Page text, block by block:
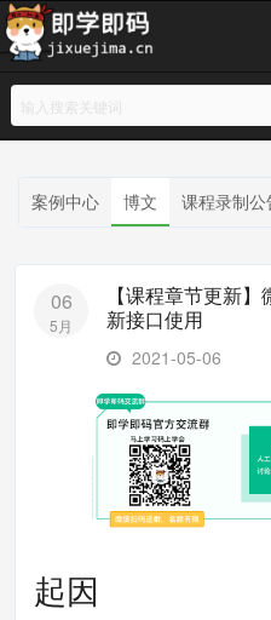
案例中心 博文 课程录制公
06
5月
【课程章节更新
新接口使用
2021-05-06
起因